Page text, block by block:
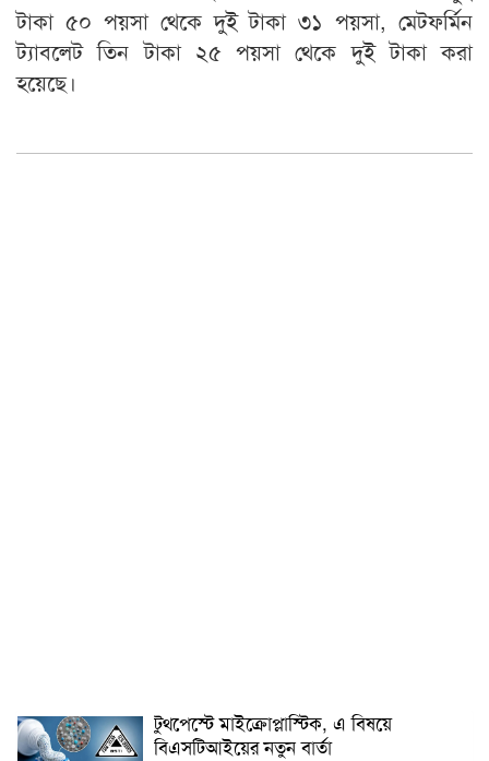
টাকা ৫০ পয়সা থেকে দুই টাকা ৩১ পয়সা, মেটফর্মিন
ট্যাবলেট তিন টাকা ২৫ পয়সা থেকে দুই টাকা করা
হয়েছে।
টুথপেস্টে মাইক্রোপ্লাস্টিক, এ বিষয়ে
বিএসটিআইয়ের নতুন বার্তা